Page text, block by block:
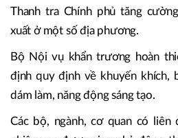
Người dân cần được hướng dẫn,
cấp thông tin liên quan bất động
nghiệp, được thông tin về các
nước liên quan bất động sản.
Thanh tra Chính phủ tăng
xuất ở một số địa phương.